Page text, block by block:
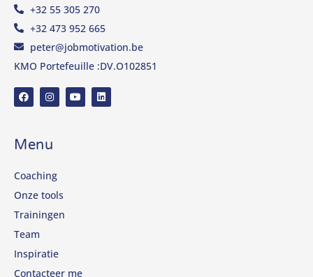
+32 55 305 270
+32 473 952 665
peter@jobmotivation.be
KMO Portefeuille :DV.O102851
Menu
Coaching
Onze tools
Trainingen
Team
Inspiratie
Contacteer me